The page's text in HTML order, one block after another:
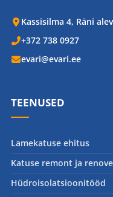
Kassisilma 4, Räni
+372 738 0927
evari@evari.ee
TEENUSED
Lamekatuse ehitus
Katuse remont ja
Hüdroisolatsioonitööd